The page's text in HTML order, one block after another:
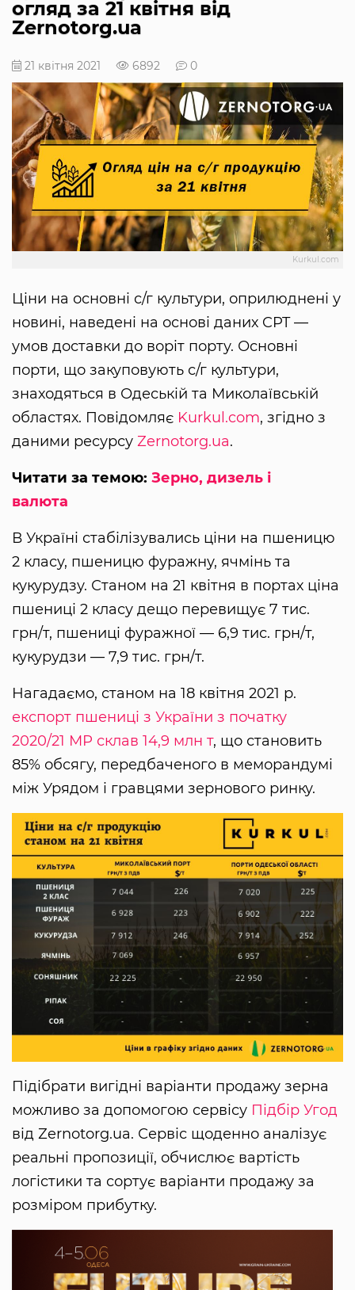
огляд за 21 квітня від
Zernotorg.ua
21 квітня 2021 6892 0
Kurkul.com
Ціни на основні с/г культури, оприлюднені у
новині, наведені на основі даних CPT —
умов доставки до воріт порту. Основні
порти, що закуповують с/г культури,
знаходяться в Одеській та Миколаївській
областях. Повідомляє Kurkul.com, згідно з
даними ресурсу Zernotorg.ua.
Читати за темою: Зерно, дизель і
валюта
В Україні стабілізувались ціни на пшеницю
2 класу, пшеницю фуражну, ячмінь та
кукурудзу. Станом на 21 квітня в портах ціна
пшениці 2 класу дещо перевищує 7 тис.
грн/т, пшениці фуражної — 6,9 тис. грн/т,
кукурудзи — 7,9 тис. грн/т.
Нагадаємо, станом на 18 квітня 2021 р.
експорт пшениці з України з початку
2020/21 МР склав 14,9 млн т, що становить
85% обсягу, передбаченого в меморандумі
між Урядом і гравцями зернового ринку.
Підібрати вигідні варіанти продажу зерна
можливо за допомогою сервісу Підбір Угод
від Zernotorg.ua. Сервіс щоденно аналізує
реальні пропозиції, обчислює вартість
логістики та сортує варіанти продажу за
розміром прибутку.